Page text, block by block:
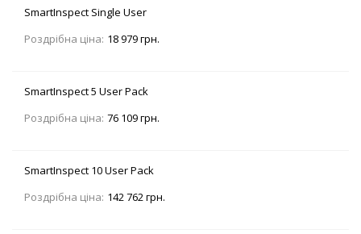
SmartInspect Single User
Роздрібна ціна: 18 979 грн.
SmartInspect 5 User Pack
Роздрібна ціна: 76 109 грн.
SmartInspect 10 User Pack
Роздрібна ціна: 142 762 грн.